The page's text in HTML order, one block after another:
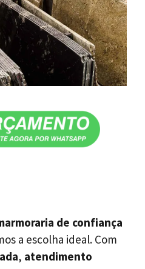
de confiança
a escolha ideal. Com
, atendimento